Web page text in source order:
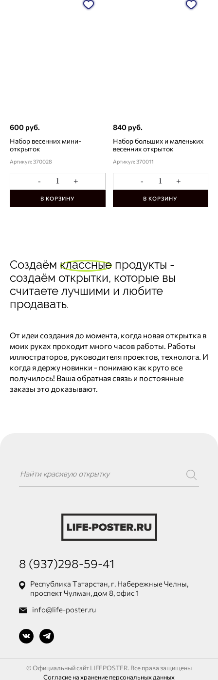
600 руб.
Набор весенних мини-
открыток
Артикул: 370028
- +
В КОРЗИНУ
840 руб.
Набор больших и маленьких
весенних открыток
Артикул: 370011
- +
В КОРЗИНУ
Создаём классные продукты -
создаём открытки, которые вы
считаете лучшими и любите
продавать.
От идеи создания до момента, когда новая открытка в
моих руках проходит много часов работы. Работы
иллюстраторов, руководителя проектов, технолога. И
когда я держу новинки - понимаю как круто все
получилось! Ваша обратная связь и постоянные
заказы это доказывают.
8 (937)298-59-41
Республика Татарстан, г. Набережные Челны,
проспект Чулман, дом 8, офис 1
info@life-poster.ru
© Официальный сайт LIFEPOSTER. Все права защищены
Согласие на хранение персональных данных